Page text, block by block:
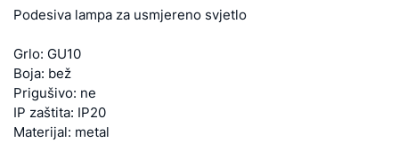
Podesiva lampa za usmjereno svjetlo
Grlo: GU10
Boja: bež
Prigušivo: ne
IP zaštita: IP20
Materijal: metal